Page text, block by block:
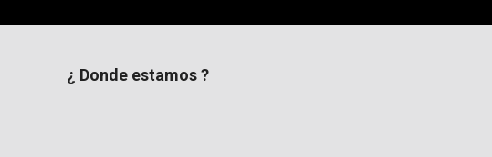
¿ Donde estamos ?